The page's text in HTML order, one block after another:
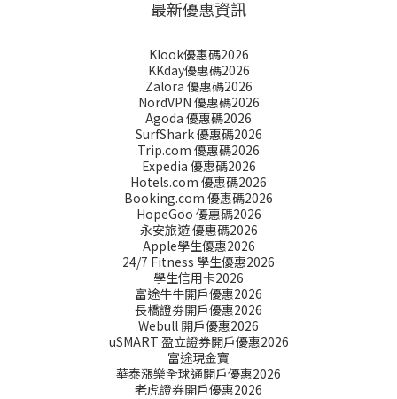
最新優惠資訊
Klook優惠碼2026
KKday優惠碼2026
Zalora 優惠碼2026
NordVPN 優惠碼2026
Agoda 優惠碼2026
SurfShark 優惠碼2026
Trip.com 優惠碼2026
Expedia 優惠碼2026
Hotels.com 優惠碼2026
Booking.com 優惠碼2026
HopeGoo 優惠碼2026
永安旅遊 優惠碼2026
Apple學生優惠2026
24/7 Fitness 學生優惠2026
學生信用卡2026
富途牛牛開戶優惠2026
長橋證劵開戶優惠2026
Webull 開戶優惠2026
uSMART 盈立證券開戶優惠2026
富途現金寶
華泰漲樂全球通開戶優惠2026
老虎證券開戶優惠2026